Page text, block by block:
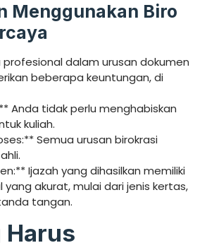
Menggunakan Biro
profesional dalam urusan dokumen
beberapa keuntungan, di
Anda tidak perlu menghabiskan
kuliah.
Semua urusan birokrasi
Ijazah yang dihasilkan memiliki
akurat, mulai dari jenis kertas,
tangan.
Harus